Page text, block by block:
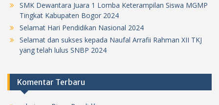
SMK Dewantara Juara 1 Lomba Keterampilan Siswa MGMP
Tingkat Kabupaten Bogor 2024
Selamat Hari Pendidikan Nasional 2024
Selamat dan sukses kepada Naufal Arrafii Rahman XII TKJ
yang telah lulus SNBP 2024
Komentar Terbaru